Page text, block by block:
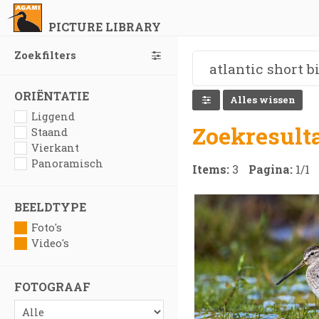
PICTURE LIBRARY
Zoekfilters
ORIËNTATIE
Liggend
Staand
Vierkant
Panoramisch
BEELDTYPE
Foto's
Video's
FOTOGRAAF
Alles wissen
Items: 3 Pagina: 1/1